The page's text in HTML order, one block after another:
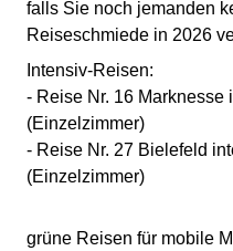
falls Sie noch jemanden
Reiseschmiede in 2026
Intensiv-Reisen:
- Reise Nr. 16 Marknesse
(Einzelzimmer)
- Reise Nr. 27 Bielefeld
(Einzelzimmer)
grüne Reisen für mobile